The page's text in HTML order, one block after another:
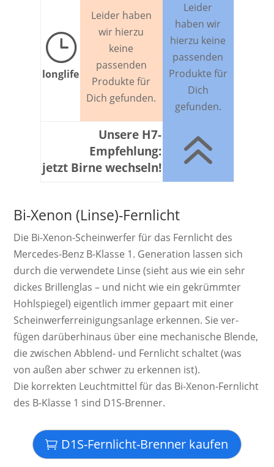
}
longlife
Leider haben
wir hierzu
keine
passenden
Produkte für
Dich gefunden.
Leider
haben wir
hierzu keine
passenden
Produkte für
Dich
gefunden.
Unsere H7-
Empfehlung:
jetzt Birne wechseln!
6
Bi-Xenon (Linse)-Fernlicht
Die Bi-Xenon-Schein­werf­er für das Fernlicht des
Mercedes-Benz B-Klasse 1. Ge­ne­ra­ti­on las­sen sich
durch die ver­wen­dete Linse (sieht aus wie ein sehr
dickes Brillen­glas – und nicht wie ein ge­krümm­ter
Hohl­spiegel) ei­gent­lich immer ge­paart mit einer
Schein­werf­er­rei­ni­gungs­an­lage er­ken­nen. Sie ver­
fügen da­rü­ber­hinaus über eine mecha­nische Blende,
die zwi­schen Ab­blend­- und Fern­licht schal­tet (was
von außen aber schwer zu er­ken­nen ist).
Die kor­rek­ten Leucht­mittel für das Bi-Xenon-Fernlicht
des B-Klasse 1 sind D1S-Brenner.
D1S-Fernlicht-Brenner kaufen